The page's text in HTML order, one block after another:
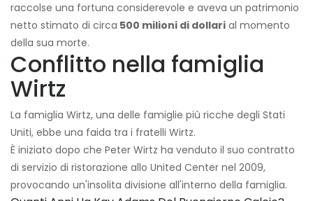
raccolse una fortuna considerevole e aveva un patrimonio
netto stimato di circa 500 milioni di dollari al momento
della sua morte.
Conflitto nella famiglia
Wirtz
La famiglia Wirtz, una delle famiglie più ricche degli Stati
Uniti, ebbe una faida tra i fratelli Wirtz.
È iniziato dopo che Peter Wirtz ha venduto il suo contratto
di servizio di ristorazione allo United Center nel 2009,
provocando un'insolita divisione all'interno della famiglia.